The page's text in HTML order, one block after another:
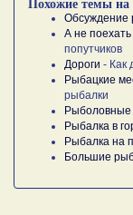
Похожие темы на
Обсуждение
А не поехать
попутчиков
Дороги - Как
Рыбацкие
рыбалки
Рыболовные
Рыбалка в
Рыбалка на
Большие